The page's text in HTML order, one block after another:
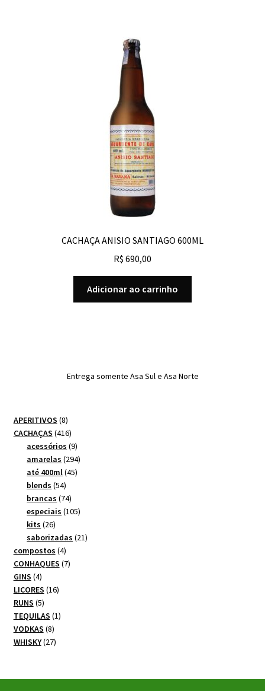
CACHAÇA ANISIO SANTIAGO 600ML
R$ 690,00
Adicionar ao carrinho
Entrega somente Asa Sul e Asa Norte
APERITIVOS 88
produtos
CACHAÇAS 416416
produtos
acessórios 99
produtos
amarelas 294294
até 400ml 4545
blends 5454
produtos
brancas 7474
produtos
especiais 105105
kits 2626
produtos
saborizadas 2121
compostos 44
produtos
CONHAQUES 77
GINS 44
produtos
LICORES 1616
RUNS 55
produtos
TEQUILAS 11
VODKAS 88
produtos
WHISKY 2727